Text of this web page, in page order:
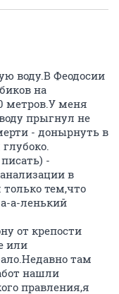
воду.В Феодосии
на
метров.У меня
прыгнул не
- донырнуть в
-
в
тем,что
а-ленький
от крепости
или
там
нашли
правления,я